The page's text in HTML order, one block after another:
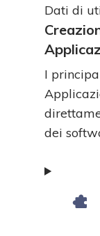
Dati
Personali
trattati:
Dati di
I
dei